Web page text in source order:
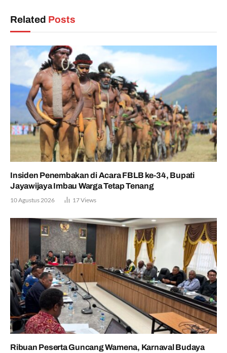
Related Posts
Insiden Penembakan di Acara FBLB ke-34, Bupati
Jayawijaya Imbau Warga Tetap Tenang
10 Agustus 2026 17Views
Ribuan Peserta Guncang Wamena, Karnaval Budaya